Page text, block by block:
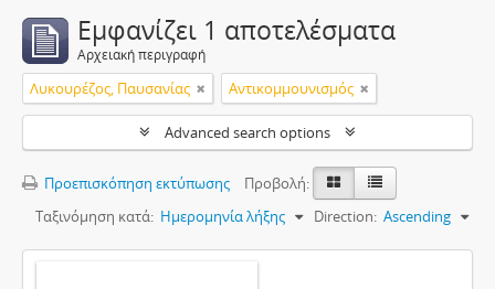
Εμφανίζει 1 αποτελέσματα
Αρχειακή περιγραφή
Λυκουρέζος, Παυσανίας Αντικομμουνισμός
Advanced search options
Προεπισκόπηση εκτύπωσης
Προβολή:
Ταξινόμηση κατά: Ημερομηνία λήξης Direction: Ascending